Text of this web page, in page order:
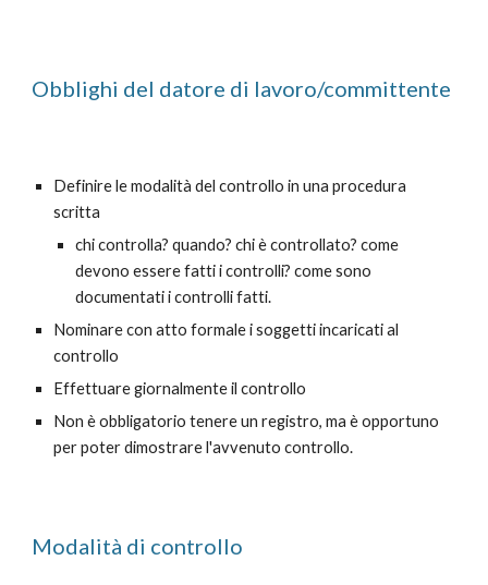
Obblighi del datore di lavoro/committente
Definire le modalità del controllo in una procedura
scritta
chi controlla? quando? chi è controllato? come
devono essere fatti i controlli? come sono
documentati i controlli fatti.
Nominare con atto formale i soggetti incaricati al
controllo
Effettuare giornalmente il controllo
Non è obbligatorio tenere un registro, ma è opportuno
per poter dimostrare l'avvenuto controllo.
Modalità di controllo